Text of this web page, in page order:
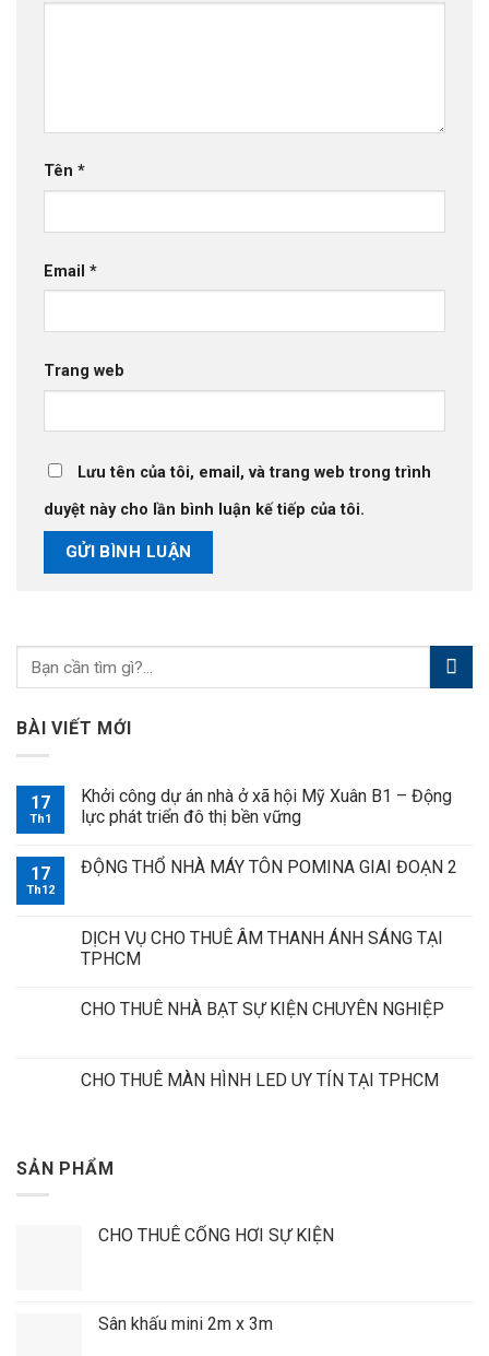
Tên *
Email *
Trang web
Lưu tên của tôi, email, và trang web trong trình
duyệt này cho lần bình luận kế tiếp của tôi.
BÀI VIẾT MỚI
17
Th1
Khởi công dự án nhà ở xã hội Mỹ Xuân B1 – Động
lực phát triển đô thị bền vững
17
Th12
ĐỘNG THỔ NHÀ MÁY TÔN POMINA GIAI ĐOẠN 2
DỊCH VỤ CHO THUÊ ÂM THANH ÁNH SÁNG TẠI
TPHCM
CHO THUÊ NHÀ BẠT SỰ KIỆN CHUYÊN NGHIỆP
CHO THUÊ MÀN HÌNH LED UY TÍN TẠI TPHCM
SẢN PHẨM
CHO THUÊ CỔNG HƠI SỰ KIỆN
Sân khấu mini 2m x 3m